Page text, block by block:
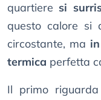
quartiere si
questo calore si
circostante, ma
termica perfetta
Il primo